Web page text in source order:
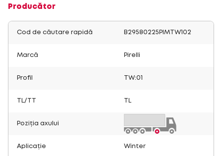
Producător
Cod de căutare rapidă B29580225PIMTW102
Marcă Pirelli
Profil TW:01
TL/TT
Poziția axului
Aplicație Winter